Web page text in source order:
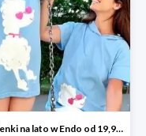
Sukienki na lato w Endo od 19,90 zł